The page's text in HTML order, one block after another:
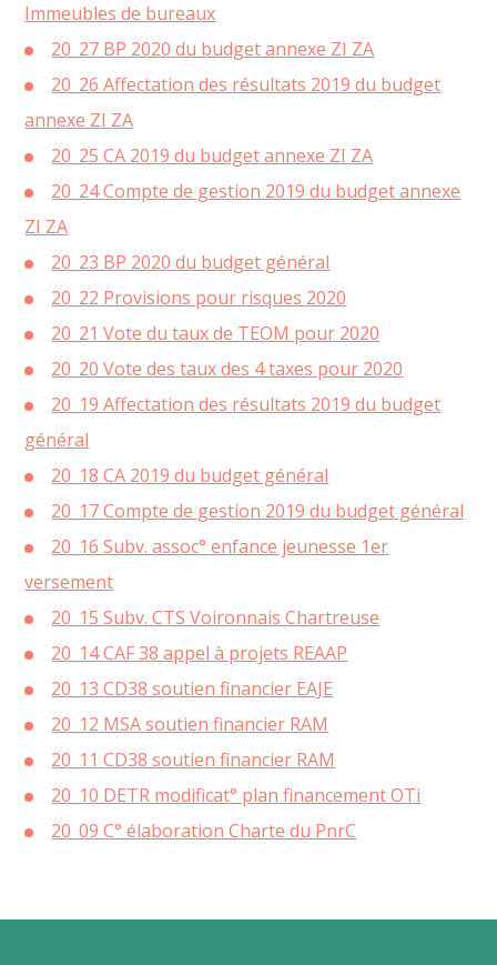
Immeubles de bureaux
20_27 BP 2020 du budget annexe ZI ZA
20_26 Affectation des résultats 2019 du budget
annexe ZI ZA
20_25 CA 2019 du budget annexe ZI ZA
20_24 Compte de gestion 2019 du budget annexe
ZI ZA
20_23 BP 2020 du budget général
20_22 Provisions pour risques 2020
20_21 Vote du taux de TEOM pour 2020
20_20 Vote des taux des 4 taxes pour 2020
20_19 Affectation des résultats 2019 du budget
général
20_18 CA 2019 du budget général
20_17 Compte de gestion 2019 du budget général
20_16 Subv. assoc° enfance jeunesse 1er
versement
20_15 Subv. CTS Voironnais Chartreuse
20_14 CAF 38 appel à projets REAAP
20_13 CD38 soutien financier EAJE
20_12 MSA soutien financier RAM
20_11 CD38 soutien financier RAM
20_10 DETR modificat° plan financement OTi
20_09 C° élaboration Charte du PnrC